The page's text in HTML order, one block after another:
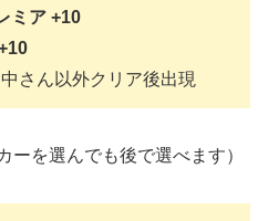
ミア +10
さん以外クリア後出現
ーを選んでも後で選べます）